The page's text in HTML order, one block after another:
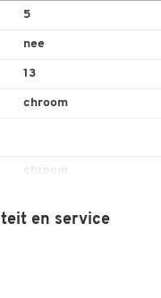
5
nee
13
chroom
chroom
en service